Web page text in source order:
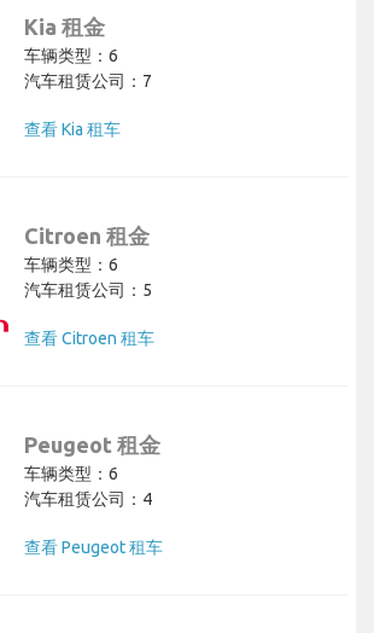
Kia 租金
车辆类型：6
汽车租赁公司：7
查看 Kia 租车
Citroen 租金
车辆类型：6
汽车租赁公司：5
查看 Citroen 租车
Peugeot 租金
车辆类型：6
汽车租赁公司：4
查看 Peugeot 租车